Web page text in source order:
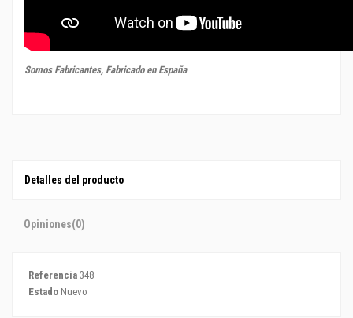
Somos Fabricantes, Fabricado en España
Detalles del producto
Opiniones(0)
Referencia 348
Estado Nuevo